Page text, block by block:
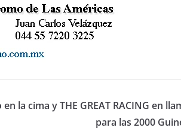
la cima y THE GREAT RACING en
para las 2000